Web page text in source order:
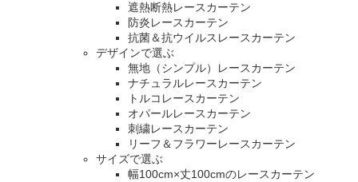
遮熱断熱レースカーテン
防炎レースカーテン
抗菌＆抗ウイルスレースカーテン
デザインで選ぶ
無地（シンプル）レースカーテン
ナチュラルレースカーテン
トルコレースカーテン
オパールレースカーテン
刺繍レースカーテン
リーフ＆フラワーレースカーテン
サイズで選ぶ
幅100cm×丈100cmのレースカーテン